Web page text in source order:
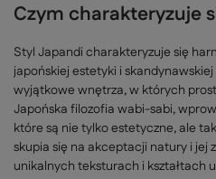
Czym charakteryzuje
Styl Japandi charakteryzuje się
japońskiej estetyki i
wyjątkowe wnętrza, w których
Japońska filozofia wabi-sabi,
które są nie tylko estetyczne, ale
skupia się na akceptacji natury i jej
unikalnych teksturach i kształtach